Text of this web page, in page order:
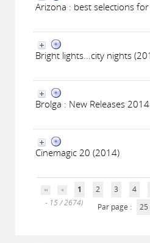
Arizona : best selections
Bright lights...city nights
Brolga : New Releases
Cinemagic 20 (2014)
1 2 3 4
- 15 / 2674)
Par page : 25